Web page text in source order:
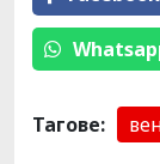
Тагове: